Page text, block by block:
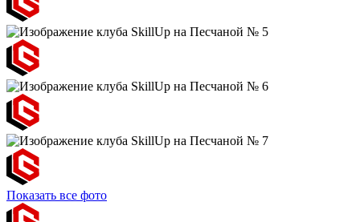
Показать все фото